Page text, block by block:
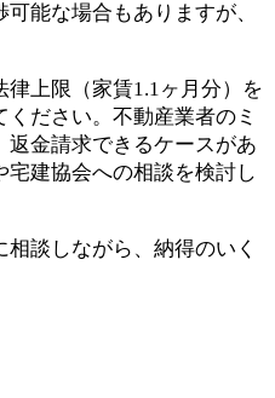
能な場合もありますが、
上限（家賃1.1ヶ月分）を
ださい。不動産業者のミ
返金請求できるケースがあ
宅建協会への相談を検討し
談しながら、納得のいく